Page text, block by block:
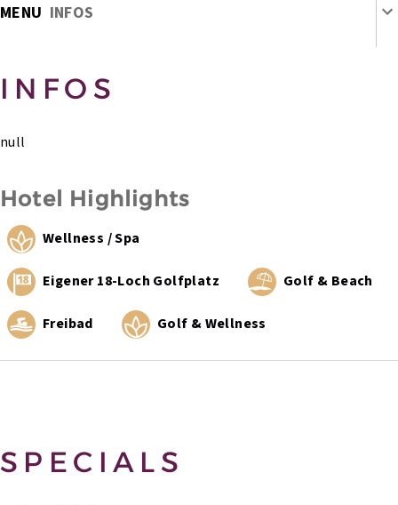
MENU INFOS
INFOS
null
Hotel Highlights
Wellness / Spa
Eigener 18-Loch Golfplatz Golf & Beach
Freibad Golf & Wellness
SPECIALS